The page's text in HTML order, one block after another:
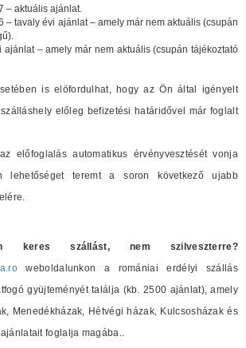
– aktuális ajánlat.
– tavaly évi ajánlat – amely már nem aktuális (csupán
ajánlat – amely már nem aktuális (csupán tájékoztató
is elöfordulhat, hogy az Ön által igényelt
előleg befizetési határidővel már foglalt
előfoglalás automatikus érvényvesztését vonja
lehetőséget teremt a soron következő ujabb
keres szállást, nem szilveszterre?
weboldalunkon a romániai erdélyi szállás
gyüjteményét találja (kb. 2500 ajánlat), amely
Menedékházak, Hétvégi házak, Kulcsosházak és
foglalja magába..